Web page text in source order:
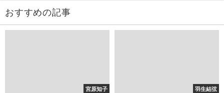
おすすめの記事
宮原知子 羽生結弦